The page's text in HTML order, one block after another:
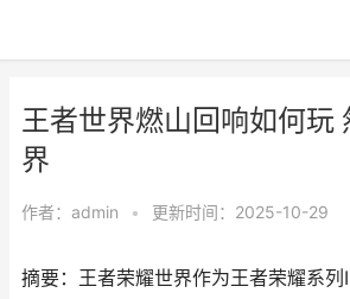
王者世界燃山回响如何玩
界
作者： admin • 更新时间：2025-10-29
摘要：王者荣耀世界作为王者荣耀系列